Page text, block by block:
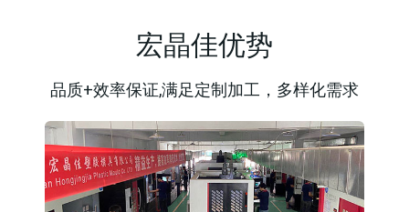
宏晶佳优势
品质+效率保证,满足定制加工，多样化需求